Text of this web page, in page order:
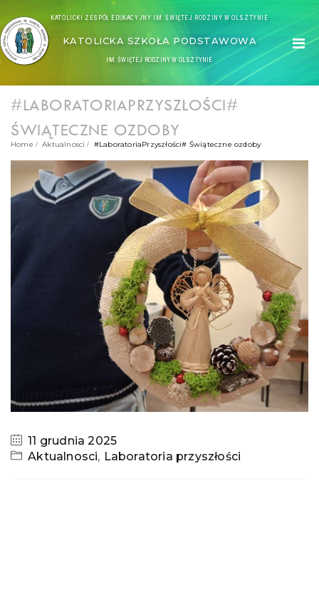
KATOLICKI ZESPÓŁ EDUKACYJNY IM. ŚWIĘTEJ RODZINY W OLSZTYNIE
KATOLICKA SZKOŁA PODSTAWOWA
IM. ŚWIĘTEJ RODZINY W OLSZTYNIE
#LABORATORIAPRZYSZŁOŚCI#
ŚWIĄTECZNE OZDOBY
Home Aktualnosci #LaboratoriaPrzyszłości# Świąteczne ozdoby
11 grudnia 2025
Aktualnosci, Laboratoria przyszłości